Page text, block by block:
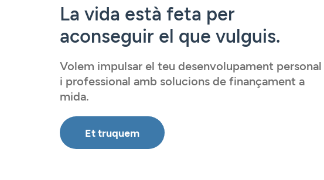
Serveis
Accedir
La vida està feta per
aconseguir el que vulguis.
Volem impulsar el teu desenvolupament personal
i professional amb solucions de finançament a
mida.
Et truquem